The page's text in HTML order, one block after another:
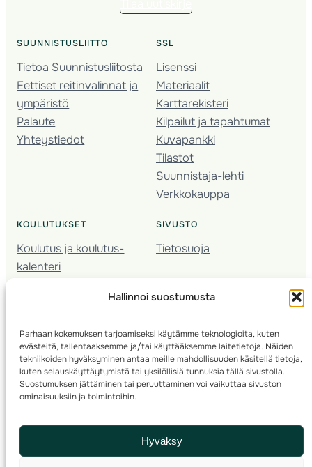
Hallinnoi suostumusta
Parhaan kokemuksen tarjoamiseksi käytämme teknologioita, kuten
evästeitä, tallentaaksemme ja/tai käyttääksemme laitetietoja. Näiden
tekniikoiden hyväksyminen antaa meille mahdollisuuden käsitellä tietoja,
kuten selauskäyttäytymistä tai yksilöllisiä tunnuksia tällä sivustolla.
Suostumuksen jättäminen tai peruuttaminen voi vaikuttaa sivuston
ominaisuuksiin ja toimintoihin.
Hyväksy
SUUNNISTUSLIITTO
Tietoa Suunnistusliitosta
Eettiset reitinvalinnat ja
ympäristö
Palaute
Yhteystiedot
SSL
Lisenssi
Materiaalit
Karttarekisteri
Kilpailut ja tapahtumat
Kuvapankki
Tilastot
Suunnistaja-lehti
Verkkokauppa
KOULUTUKSET
Koulutus ja koulutus­
kalenteri
Seura­kehittäminen
Kartoitus
Ratamestari
SIVUSTO
Tietosuoja
© 2025 ·Suomen Suunnistusliitto· Valimotie 10, 00380 Helsinki, Finland
info(a)suunnistusliitto.fi,Rastilipun asiat: rastilippu(a)suunnistusliitto.fi
Kilpailut ja kuntorastit – Rastilippu:::Rastilipun ohjeet